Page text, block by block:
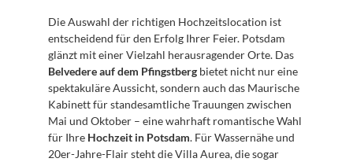
Die Auswahl der richtigen Hochzeitslocation ist
entscheidend für den Erfolg Ihrer Feier. Potsdam
Belvedere auf dem Pfingstberg bietet nicht nur eine
spektakuläre Aussicht, sondern auch das Maurische
Kabinett für standesamtliche Trauungen zwischen
Mai und Oktober – eine wahrhaft romantische Wahl
für Ihre Hochzeit in Potsdam. Für Wassernähe und
20er-Jahre-Flair steht die Villa Aurea, die sogar